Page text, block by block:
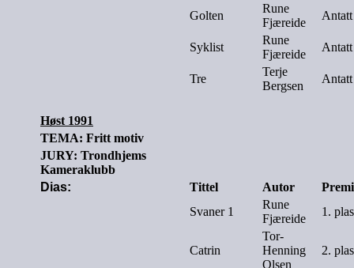
Golten
Rune
Fjæreide
Antatt
Syklist
Rune
Fjæreide
Antatt
Tre
Terje
Bergsen
Antatt
Høst 1991
TEMA: Fritt motiv
JURY: Trondhjems
Kameraklubb
Dias:
Tittel Autor
Svaner 1
Rune
Fjæreide
1.
Catrin
Tor-
Henning
Olsen
2.